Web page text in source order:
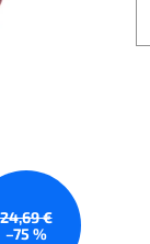
24,69 €
–75 %